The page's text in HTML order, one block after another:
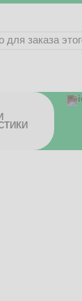
заказа